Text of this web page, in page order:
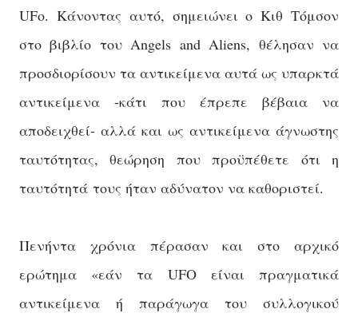
UFo. Κάνοντας αυτό, σημειώνει ο Κιθ Τόμσον
στο βιβλίο του Angels and Aliens, θέλησαν να
προσδιορίσουν τα αντικείμενα αυτά ως υπαρκτά
αντικείμενα -κάτι που έπρεπε βέβαια να
αποδειχθεί- αλλά και ως αντικείμενα άγνωστης
ταυτότητας, θεώρηση που προϋπέθετε ότι η
ταυτότητά τους ήταν αδύνατον να καθοριστεί.
Πενήντα χρόνια πέρασαν και στο αρχικό
ερώτημα «εάν τα UFO είναι πραγματικά
αντικείμενα ή παράγωγα του συλλογικού